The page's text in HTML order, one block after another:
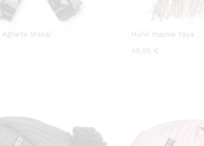
Masai
Huivi mauve Yaya
49,95 €